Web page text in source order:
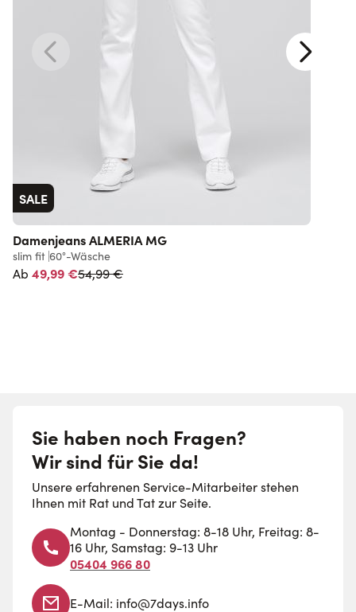
SALE
Damenjeans ALMERIA MG
slim fit 60°-Wäsche
Ab 49,99 €Normalpreis
54,99 €
Sie haben noch Fragen?
Wir sind für Sie da!
Unsere erfahrenen Service-Mitarbeiter stehen
Ihnen mit Rat und Tat zur Seite.
Montag - Donnerstag: 8-18 Uhr, Freitag: 8-
16 Uhr, Samstag: 9-13 Uhr
05404 966 80
E-Mail: info@7days.info